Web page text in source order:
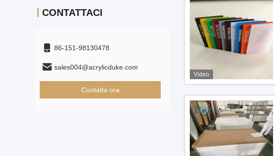
CONTATTACI
86-151-98130478
sales004@acrylicduke.com
Contatta ora
Video